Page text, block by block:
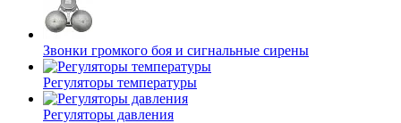
Звонки громкого боя и сигнальные сирены
Регуляторы температуры
Регуляторы давления